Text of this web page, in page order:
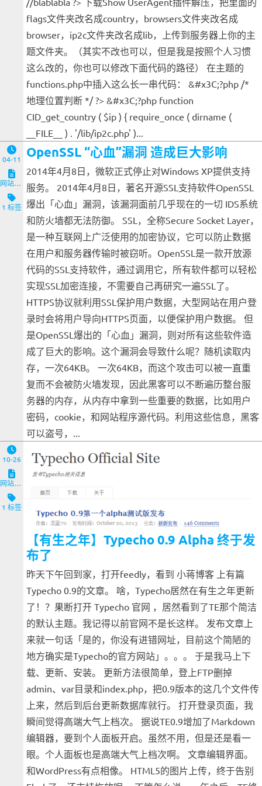
flags文件夹改名成country，browsers文件夹改名成
browser，ip2c文件夹改名成lib，上传到服务器上你的主
题文件夹。（其实不改也可以，但是我是按照个人习惯
这么改的，你也可以修改下面代码的路径） 在主题的
functions.php中插入这么长一串代码： &#x3C;?php /*
地理位置判断 */ ?> &#x3C;?php function
CID_get_country ( $ip ) { require_once ( dirname (
__FILE__ ) . '/lib/ip2c.php' )...
04-11
网站与服务端
1 标签
OpenSSL “心血”漏洞 造成巨大影响
2014年4月8日，微软正式停止对Windows XP提供支持
服务。 2014年4月8日，著名开源SSL支持软件OpenSSL
爆出「心血」漏洞，该漏洞面前几乎现在的一切 IDS系统
和防火墙都无法防御。 SSL，全称Secure Socket Layer，
是一种互联网上广泛使用的加密协议，它可以防止数据
在用户和服务器传输时被窃听。OpenSSL是一款开放源
代码的SSL支持软件，通过调用它，所有软件都可以轻松
实现SSL加密连接，不需要自己再研究一遍SSL了。
HTTPS协议就利用SSL保护用户数据，大型网站在用户登
录时会将用户导向HTTPS页面，以便保护用户数据。 但
是OpenSSL爆出的「心血」漏洞，则对所有这些软件造
成了巨大的影响。这个漏洞会导致什么呢？随机读取内
存，一次64KB。 一次64KB，而这个攻击可以被一直重
复而不会被防火墙发现，因此黑客可以不断遍历整台服
务器的内存，从内存中拿到一些重要的数据，比如用户
密码，cookie，和网站程序源代码。利用这些信息，黑客
可以盗号，...
10-26
网站与服务端
1 标签
【有生之年】Typecho 0.9 Alpha 终于发
布了
昨天下午回到家，打开feedly，看到 小蒋博客 上有篇
Typecho 0.9的文章。 啥，Typecho居然在有生之年更新
了！？果断打开 Typecho 官网 ，居然看到了TE那个简洁
的默认主题。我记得以前官网不是长这样。 发布文章上
来就一句话「是的，你没有进错网址，目前这个简陋的
地方确实是Typecho的官方网站」。。。 于是我马上下
载、更新、安装。 更新方法很简单，登上FTP删掉
admin、var目录和index.php，把0.9版本的这几个文件传
上来，然后到后台更新数据库就行。 打开登录页面，我
瞬间觉得高端大气上档次。 据说TE0.9增加了Markdown
编辑器，要到个人面板开启。虽然不用，但是还是看一
眼。个人面板也是高端大气上档次啊。 文章编辑界面。
和WordPress有点相像。 HTML5的图片上传，终于告别